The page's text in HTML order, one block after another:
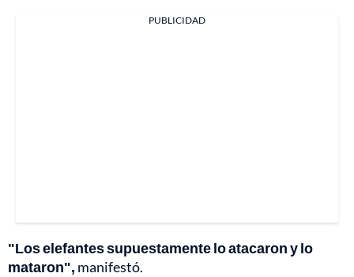
PUBLICIDAD
"Los elefantes supuestamente lo atacaron y lo
mataron", manifestó.